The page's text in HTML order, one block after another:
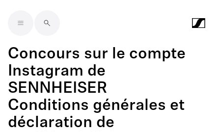
Concours sur le compte
Instagram de
SENNHEISER
Conditions générales et
déclaration de